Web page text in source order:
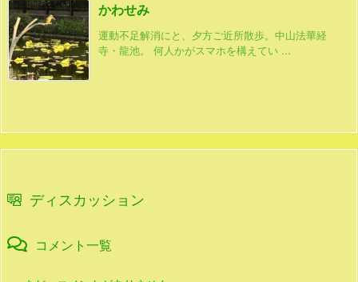
かわせみ
運動不足解消にと、夕方ご近所散歩。中山法華経
寺・龍池。 何人かがスマホを構えてい ...
ディスカッション
コメント一覧